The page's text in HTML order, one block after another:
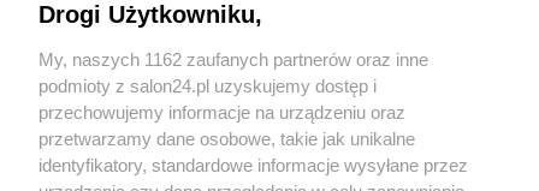
Sport
Społeczeństwo
Kultura
Drogi Użytkowniku,
My, naszych 1162 zaufanych partnerów oraz inne
podmioty z salon24.pl uzyskujemy dostęp i
przechowujemy informacje na urządzeniu oraz
przetwarzamy dane osobowe, takie jak unikalne
identyfikatory, standardowe informacje wysyłane przez